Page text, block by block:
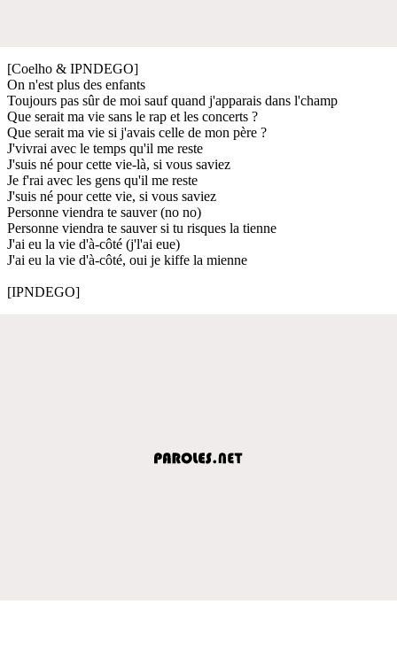
[Coelho & IPNDEGO]
On n'est plus des enfants
Toujours pas sûr de moi sauf quand j'apparais dans l'champ
Que serait ma vie sans le rap et les concerts ?
Que serait ma vie si j'avais celle de mon père ?
J'vivrai avec le temps qu'il me reste
J'suis né pour cette vie-là, si vous saviez
Je f'rai avec les gens qu'il me reste
J'suis né pour cette vie, si vous saviez
Personne viendra te sauver (no no)
Personne viendra te sauver si tu risques la tienne
J'ai eu la vie d'à-côté (j'l'ai eue)
J'ai eu la vie d'à-côté, oui je kiffe la mienne
[IPNDEGO]